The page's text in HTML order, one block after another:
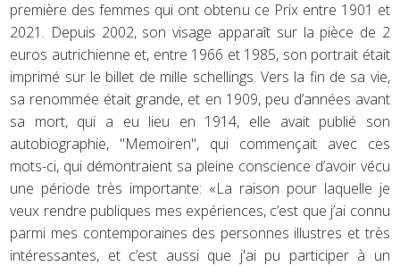
première des femmes qui ont obtenu ce Prix entre 1901 et
2021. Depuis 2002, son visage apparaît sur la pièce de 2
euros autrichienne et, entre 1966 et 1985, son portrait était
imprimé sur le billet de mille schellings. Vers la fin de sa vie,
sa renommée était grande, et en 1909, peu d’années avant
sa mort, qui a eu lieu en 1914, elle avait publié son
autobiographie, "Memoiren", qui commençait avec ces
mots-ci, qui démontraient sa pleine conscience d’avoir vécu
une période très importante: «La raison pour laquelle je
veux rendre publiques mes expériences, c’est que j’ai connu
parmi mes contemporaines des personnes illustres et très
intéressantes, et c’est aussi que j'ai pu participer à un